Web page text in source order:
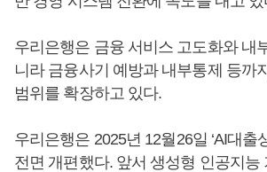
우리은행은 금융 서비스 고도화와 내
니라 금융사기 예방과 내부통제 등까
범위를 확장하고 있다.
우리은행은 2025년 12월26일 ‘AI대출
전면 개편했다. 앞서 생성형 인공지능